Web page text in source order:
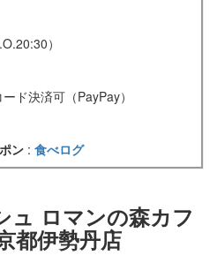
）
ド決済可（PayPay）
ン : 食べログ
ュ ロマンの森カフ
都伊勢丹店